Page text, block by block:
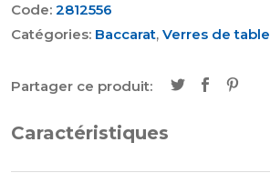
Code: 2812556
Catégories: Baccarat, Verres de table
Partager ce produit:
Caractéristiques